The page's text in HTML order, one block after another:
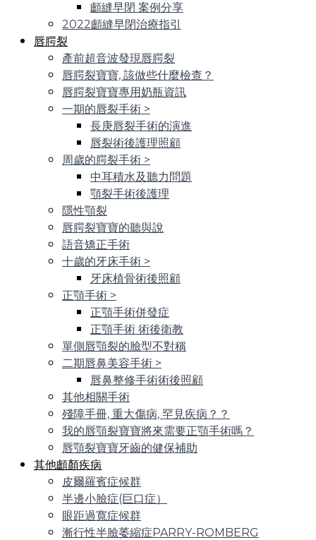
顱縫早閉 案例分享
2022顱縫早閉治療指引
唇腭裂
產前超音波發現唇腭裂
唇腭裂寶寶, 該做些什麼檢查？
唇腭裂寶寶專用奶瓶資訊
一期的唇裂手術 >
長庚唇裂手術的演進
唇裂術後護理照顧
周歲的腭裂手術 >
中耳積水及聽力問題
顎裂手術後護理
隱性顎裂
唇腭裂寶寶的聽與說
語音矯正手術
十歲的牙床手術 >
牙床植骨術後照顧
正顎手術 >
正顎手術併發症
正顎手術 術後衛教
單側唇顎裂的臉型不對稱
二期唇鼻美容手術 >
唇鼻整修手術術後照顧
其他相關手術
殘障手冊, 重大傷病, 罕見疾病？？
我的唇顎裂寶寶將來需要正顎手術嗎？
唇顎裂寶寶牙齒的健保補助
其他顱顏疾病
皮爾羅賓症候群
半邊小臉症(巨口症）
眼距過寬症候群
漸行性半臉萎縮症PARRY-ROMBERG